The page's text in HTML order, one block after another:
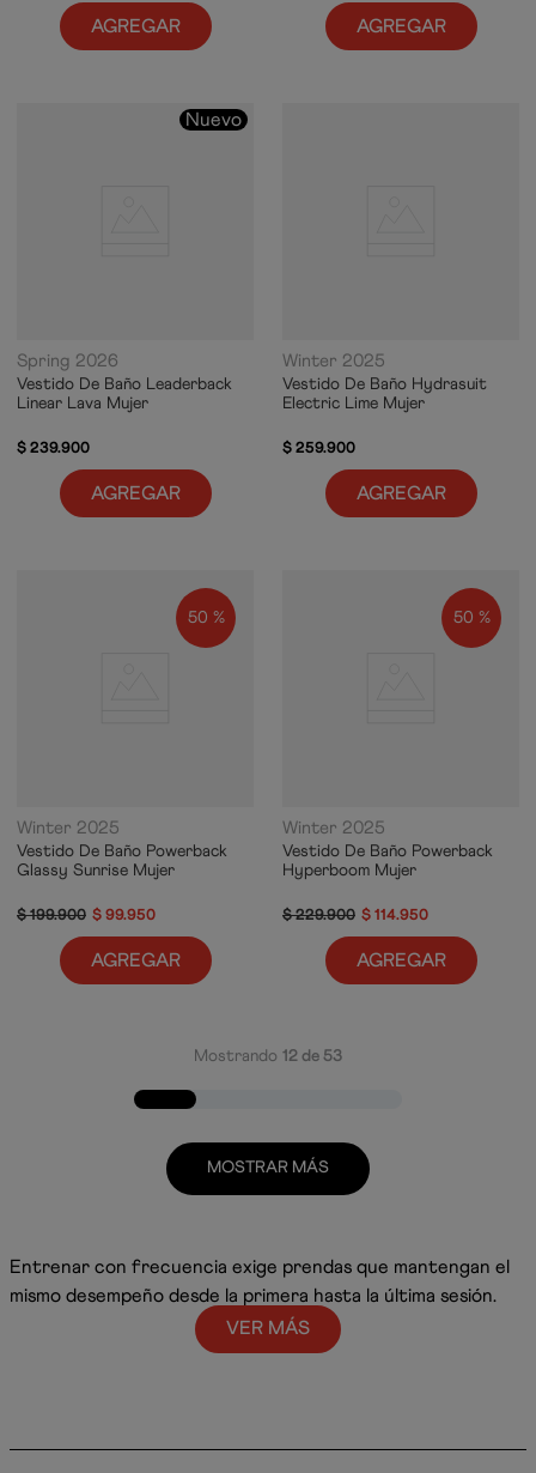
AGREGAR AGREGAR
Nuevo
Spring 2026
Vestido De Baño Leaderback
Linear Lava Mujer
$239.900
AGREGAR
Winter 2025
Vestido De Baño Hydrasuit
Electric Lime Mujer
$259.900
AGREGAR
50 %
Winter 2025
Vestido De Baño Powerback
Glassy Sunrise Mujer
$199.900 $ 99.950
AGREGAR
50 %
Winter 2025
Vestido De Baño Powerback
Hyperboom Mujer
$229.900 $ 114.950
AGREGAR
Mostrando 12 de 53
MOSTRAR MÁS
Entrenar con frecuencia exige prendas que mantengan el
mismo desempeño desde la primera hasta la última sesión.
trajes de baño de entrenamiento
para acompañar rutinas constantes en piscina, ofreciendo
VER MÁS